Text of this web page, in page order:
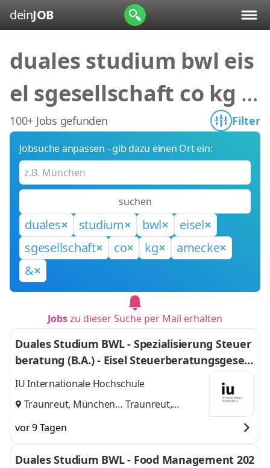
deinJOB
duales studium bwl eis
el sgesellschaft co kg a
mecke &
100+ Jobs gefunden Filter
Jobsuche anpassen - gib dazu einen Ort ein:
suchen
duales studium bwl
eisel
sgesellschaft
co kg
amecke
&
Jobszu dieser Suche per Mail erhalten
Duales Studium BWL - Spezialisierung Steuer
beratung (B.A.) - Eisel Steuerberatungsgesell
schaft mbH & Co. KG
IU Internationale Hochschule
Traunreut, München
Traunreut,
vor 9 Tagen
Duales Studium BWL - Food Management 202